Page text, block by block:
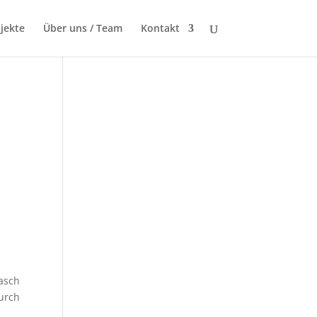
Über uns / Team Kontakt